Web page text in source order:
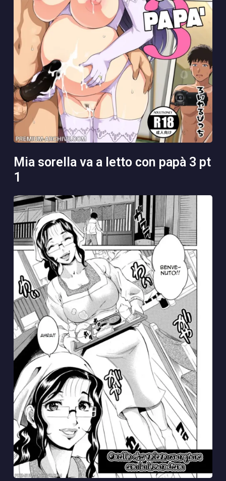
mia sorella va a letto con papà 3 pt
1